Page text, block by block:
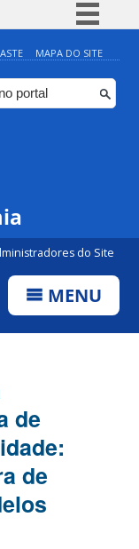
BR
MAPA DO SITE
do Site
MENU
de
de